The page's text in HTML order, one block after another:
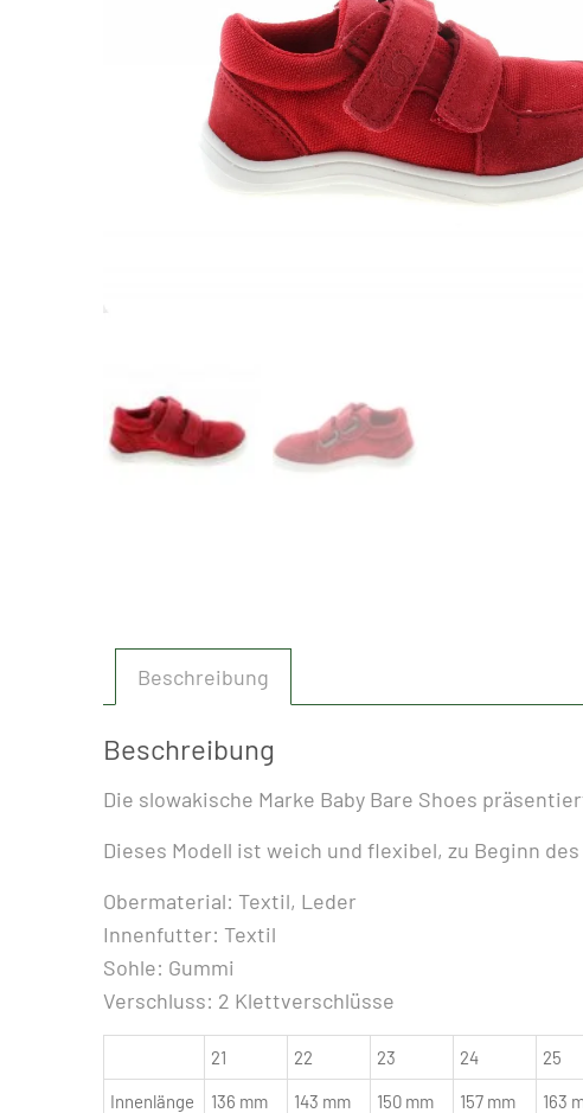
Beschreibung
Beschreibung
Die slowakische Marke Baby Bare Shoes
Dieses Modell ist weich und flexibel, zu Beginn
Obermaterial: Textil, Leder
Innenfutter: Textil
Sohle: Gummi
Verschluss: 2 Klettverschlüsse
21 22 23 24 25
Innenlänge 136 mm 143 mm 150 mm 157 mm 163